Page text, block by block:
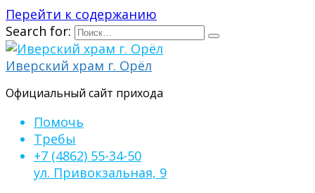
Перейти к содержанию
Search for:
Иверский храм г. Орёл
Официальный сайт прихода
Помочь
Требы
+7 (4862) 55-34-50
ул. Привокзальная, 9